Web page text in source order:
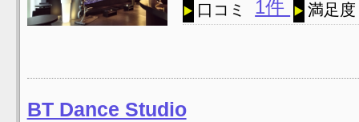
口コミ 1件 満足度
BT Dance Studio